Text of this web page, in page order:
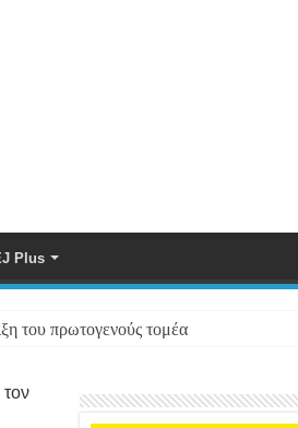
Plus
του πρωτογενούς τομέα